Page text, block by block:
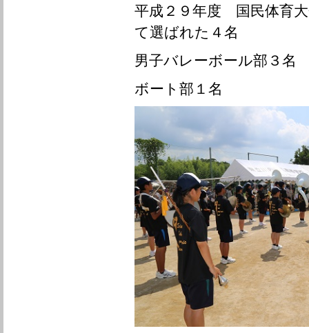
平成２９年度 国民体育
て選ばれた４名
男子バレーボール部３名
ボート部１名